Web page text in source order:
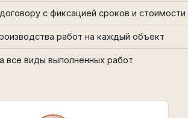
с фиксацией сроков и стоимости
работ на каждый объект
все виды выполненных работ